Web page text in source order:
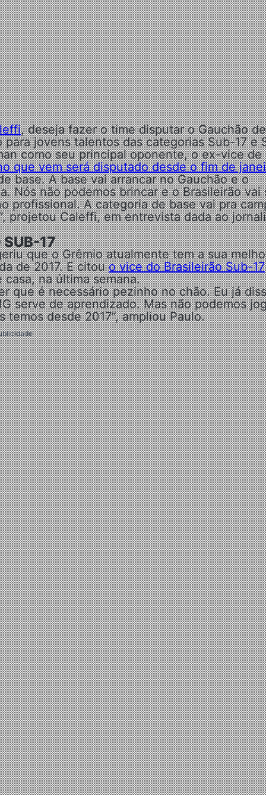
, deseja fazer o time disputar o Gauchão de
jovens talentos das categorias Sub-17 e
como seu principal oponente, o ex-vice de
que vem será disputado desde o fim de
base. A base vai arrancar no Gauchão e o
Nós não podemos brincar e o Brasileirão vai
profissional. A categoria de base vai pra
projetou Caleffi, em entrevista dada ao
SUB-17
que o Grêmio atualmente tem a sua
de 2017. E citouo vice do Brasileirão Sub-17
na última semana.
que é necessário pezinho no chão. Eu já
serve de aprendizado. Mas não podemos
desde 2017”, ampliou Paulo.